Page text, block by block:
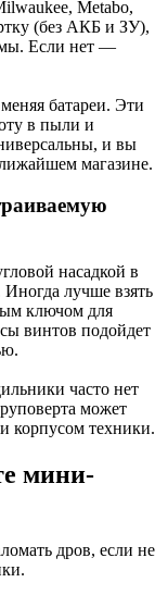
Metabo,
(без АКБ и ЗУ),
Если нет —
батареи. Эти
в пыли и
и вы
магазине.
насадкой в
лучше взять
ключом для
винтов подойдет
часто нет
может
корпусом техники.
мини-
дров, если не